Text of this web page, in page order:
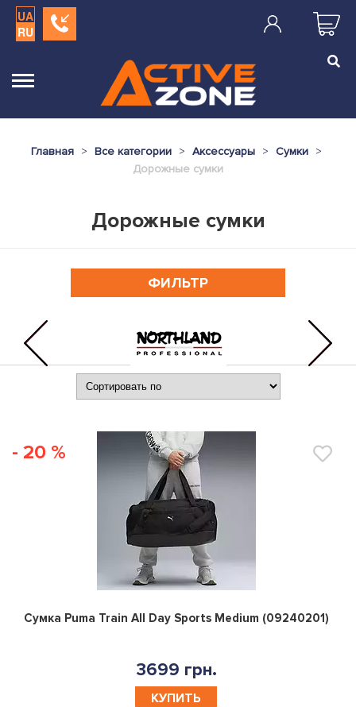
UA
RU
Главная Все категории Аксессуары
Сумки
Дорожные сумки
Дорожные сумки
ФИЛЬТР
- 20 %
0
Сумка Puma Train All Day Sports Medium (09240201)
3699 грн.
КУПИТЬ